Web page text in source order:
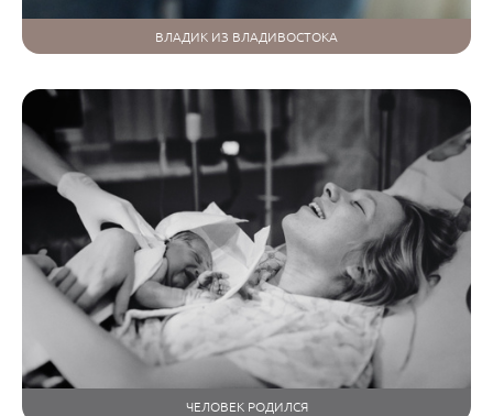
ВЛАДИК ИЗ ВЛАДИВОСТОКА
ЧЕЛОВЕК РОДИЛСЯ